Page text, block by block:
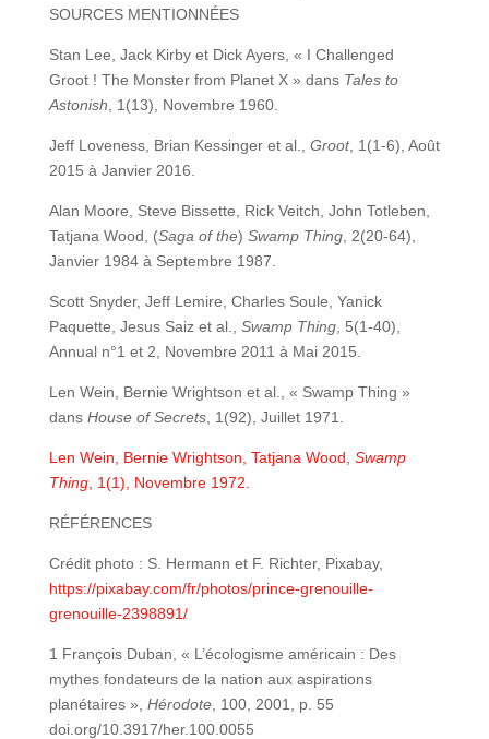
SOURCES MENTIONNÉES
Stan Lee, Jack Kirby et Dick Ayers, « I Challenged
Groot ! The Monster from Planet X » dans Tales to
Astonish , 1(13), Novembre 1960.
Jeff Loveness, Brian Kessinger et al., Groot, 1(1-6), Août
2015 à Janvier 2016.
Alan Moore, Steve Bissette, Rick Veitch, John Totleben,
Tatjana Wood, (Saga of the) Swamp Thing, 2(20-64),
Janvier 1984 à Septembre 1987.
Scott Snyder, Jeff Lemire, Charles Soule, Yanick
Paquette, Jesus Saiz et al., Swamp Thing, 5(1-40),
Annual n°1 et 2, Novembre 2011 à Mai 2015.
Len Wein, Bernie Wrightson et al., « Swamp Thing »
dans House of Secrets, 1(92), Juillet 1971.
Len Wein, Bernie Wrightson, Tatjana Wood, Swamp
Thing, 1(1), Novembre 1972.
RÉFÉRENCES
Crédit photo : S. Hermann et F. Richter, Pixabay,
https://pixabay.com/fr/photos/prince-grenouille-
grenouille-2398891/
1 François Duban, « L’écologisme américain : Des
mythes fondateurs de la nation aux aspirations
planétaires », Hérodote, 100, 2001, p. 55
doi.org/10.3917/her.100.0055